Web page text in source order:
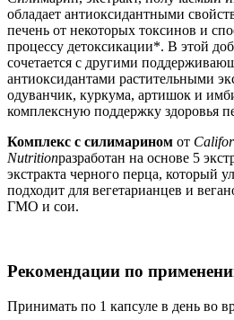
обладает антиоксидантными
печень от некоторых токсинов и
процессу детоксикации*. В этой
сочетается с другими
антиоксидантами растительными
одуванчик, куркума, артишок и
комплексную поддержку здоровья
Комплекс с силимарином от
Nutritionразработан на основе 5
экстракта черного перца, который
подходит для вегетарианцев и
ГМО и сои.
Рекомендации по
Принимать по 1 капсуле в день во